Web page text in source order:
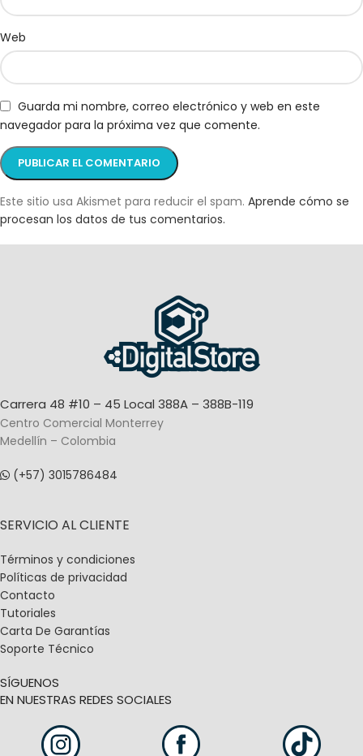
Web
Guarda mi nombre, correo electrónico y web en este
navegador para la próxima vez que comente.
Este sitio usa Akismet para reducir el spam. Aprende cómo se
procesan los datos de tus comentarios.
Carrera 48 #10 – 45 Local 388A – 388B-119
Centro Comercial Monterrey
Medellín – Colombia
(+57) 3015786484
SERVICIO AL CLIENTE
Términos y condiciones
Políticas de privacidad
Contacto
Tutoriales
Carta De Garantías
Soporte Técnico
SÍGUENOS
EN NUESTRAS REDES SOCIALES